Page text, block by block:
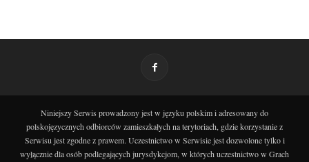
Niniejszy Serwis prowadzony jest w języku polskim i adresowany do
polskojęzycznych odbiorców zamieszkałych na terytoriach, gdzie korzystanie z
Serwisu jest zgodne z prawem. Uczestnictwo w Serwisie jest dozwolone tylko i
wyłącznie dla osób podlegających jurysdykcjom, w których uczestnictwo w Grach